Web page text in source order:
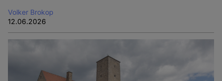
Volker Brokop
12.06.2026